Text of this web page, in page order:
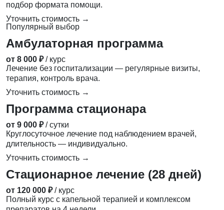
подбор формата помощи.
Уточнить стоимость →
Популярный выбор
Амбулаторная программа
от 8 000 ₽ / курс
Лечение без госпитализации — регулярные визиты,
терапия, контроль врача.
Уточнить стоимость →
Программа стационара
от 9 000 ₽ / сутки
Круглосуточное лечение под наблюдением врачей,
длительность — индивидуально.
Уточнить стоимость →
Стационарное лечение (28 дней)
от 120 000 ₽ / курс
Полный курс с капельной терапией и комплексом